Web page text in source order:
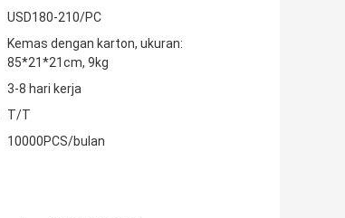
USD180-210/PC
Kemas dengan karton, ukuran:
85*21*21cm, 9kg
3-8 hari kerja
T/T
10000PCS/bulan